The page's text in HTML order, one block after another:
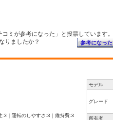
ミが参考になった」と投票しています。
りましたか？
参考になった
｜運転のしやすさ:3｜維持費:3
モデル
グレード
所有者